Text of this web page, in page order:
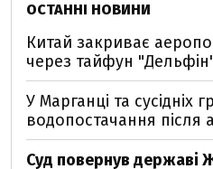
ОСТАННІ НОВИНИ
Китай закриває
через тайфун
У Марганці та сусідніх
водопостачання після
Суд повернув державі